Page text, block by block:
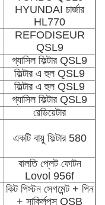
HYUNDAI চার্জার
HL770
REFODISEUR
QSL9
গ্যাসিল ফিল্টার QSL9
ফিল্টার এ হুল QSL9
ফিল্টার এ হুল QSL9
গ্যাসিল ফিল্টার QSL9
রেডিয়েটার
একটি বায়ু ফিল্টার 580
বালতি প্লেট ফোটন
Lovol 956f
কিট পিস্টন সেগমেন্ট + পিন
+ সার্ক্লিপস QSB